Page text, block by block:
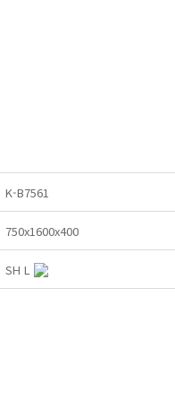
K-B7561
750x1600x400
SH L